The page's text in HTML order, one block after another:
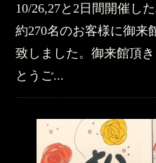
10/26,27と2日間開催し
約270名のお客様に御来
致しました。御来館頂
とうご...